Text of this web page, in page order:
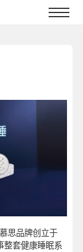
思品牌创立于
整套健康睡眠系